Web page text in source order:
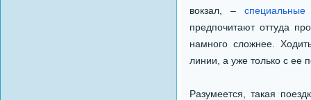
вокзал, – специальные
предпочитают оттуда
намного сложнее.
линии, а уже только с
Разумеется, такая